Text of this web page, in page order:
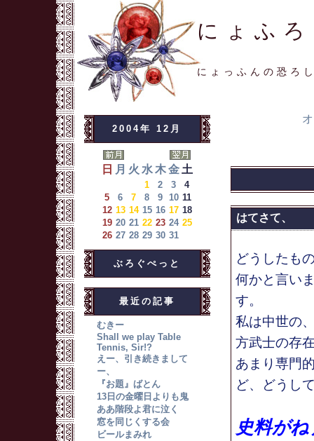
にょふ
にょっふんの恐ろ
2004年 12月
日 月 火 水 木 金 土
1 2 3
4
5
6 7 8 9 10 11
12 13 14 15 16 17 18
19 20 21 22 23 24 25
26 27 28 29 30 31
ぶろぐぺっと
最近の記事
むきー
Shall we play Table
Tennis, Sir!?
えー、引き続きまして
ー、
『お題』ばとん
13日の金曜日よりも鬼
ああ階段よ君に泣く
窓を同じくする会
ビールまみれ
はてさて、
どうしたも
何かと言い
す。
私は中世の
方武士の存
あまり専門
ど、どうし
史料が